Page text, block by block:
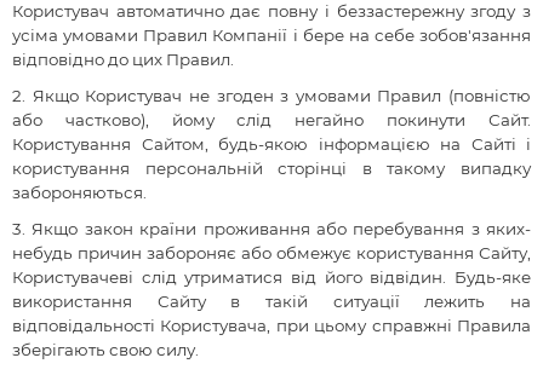
Користувач автоматично дає повну і беззастережну згоду з
усіма умовами Правил Компанії і бере на себе зобов'язання
відповідно до цих Правил.
2.
Якщо Користувач не згоден з умовами Правил (повністю
або частково), йому слід негайно покинути Сайт.
Користування Сайтом, будь-якою інформацією на Сайті і
користування персональній сторінці в такому випадку
забороняються.
3. Якщо закон країни проживання або перебування з яких-
небудь причин забороняє або обмежує користування Сайту,
Користувачеві слід утриматися від його відвідин. Будь-яке
використання Сайту в такій ситуації лежить на
відповідальності Користувача, при цьому справжні Правила
зберігають свою силу.